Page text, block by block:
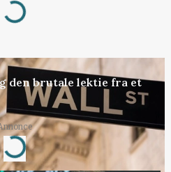
den brutale lektie fra et